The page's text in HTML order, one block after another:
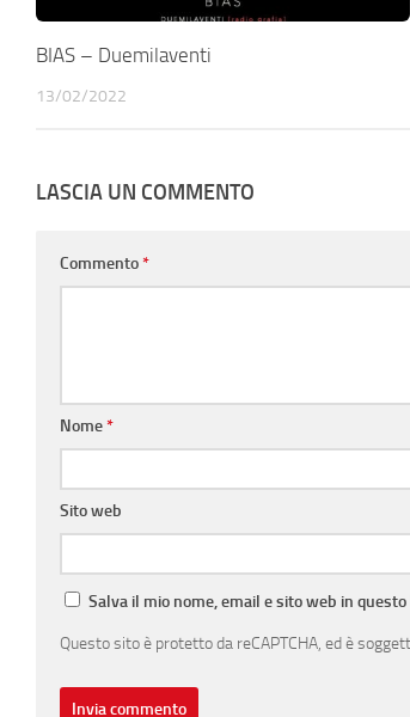
BIAS – Duemilaventi
13/02/2022
LASCIA UN COMMENTO
Commento*
Nome*
Sito web
Salva il mio nome, email e sito web in
Questo sito è protetto da reCAPTCHA, ed è